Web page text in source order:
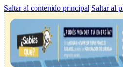
Saltar al contenido principal Saltar al